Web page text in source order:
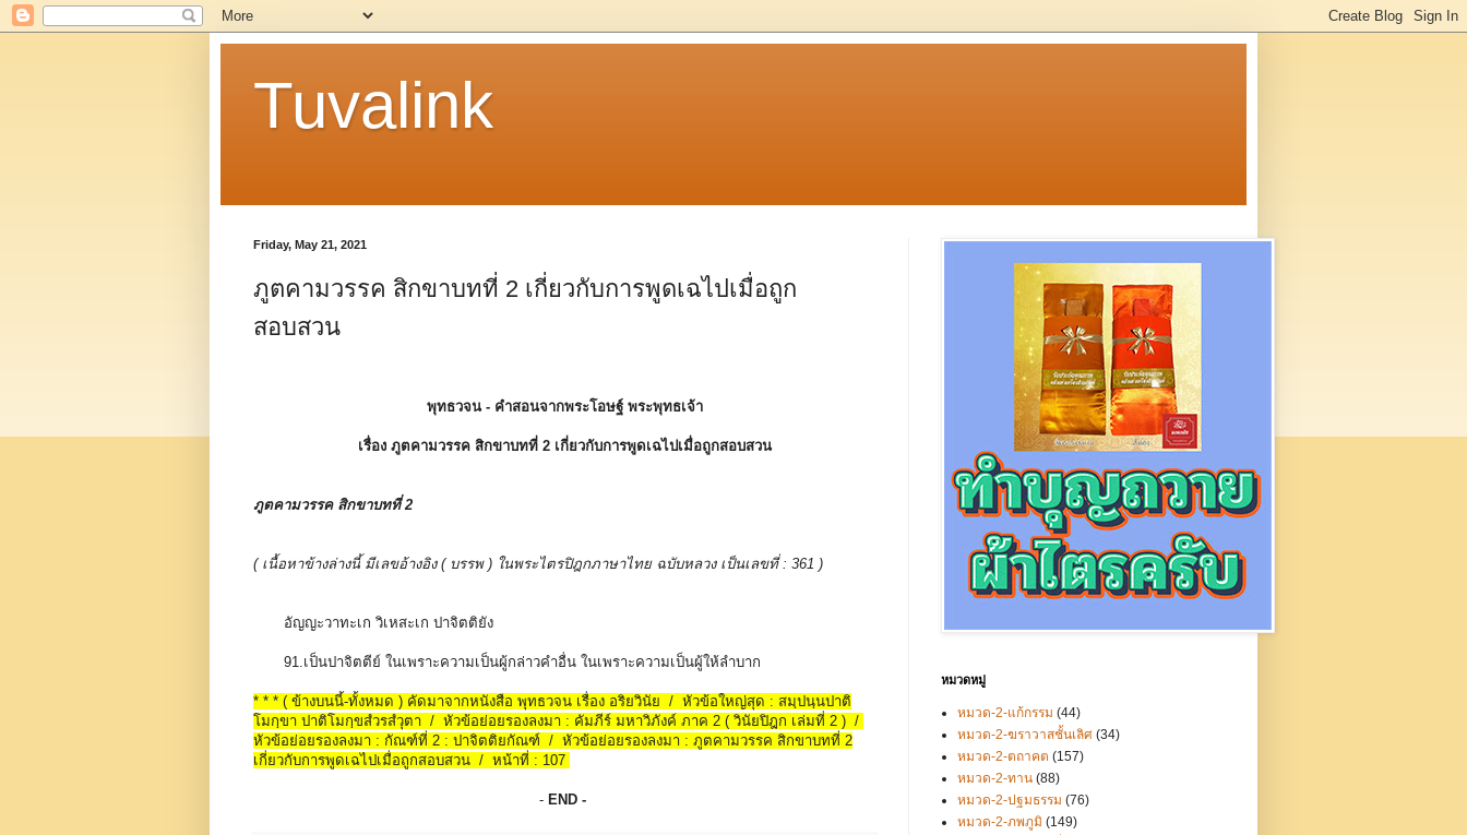
Tuvalink
Friday, May 21, 2021
ภูตคามวรรค สิกขาบทที่ 2 เกี่ยวกับการพูดเฉไปเมื่อถูก
สอบสวน
พุทธวจน - คําสอนจากพระโอษฐ์ พระพุทธเจ้า
เรื่อง ภูตคามวรรค สิกขาบทที่ 2 เกี่ยวกับการพูดเฉไปเมื่อถูกสอบสวน
ภูตคามวรรค สิกขาบทที่ 2
( เนื้อหาข้างล่างนี้ มีเลขอ้างอิง ( บรรพ ) ในพระไตรปิฎกภาษาไทย ฉบับหลวง เป็นเลขที่ : 361 )
อัญญะวาทะเก วิเหสะเก ปาจิตติยัง
91.เป็นปาจิตตีย์ ในเพราะความเป็นผู้กล่าวคำอื่น ในเพราะความเป็นผู้ให้ลำบาก
* * * ( ข้างบนนี้-ทั้งหมด ) คัดมาจากหนังสือ พุทธวจน เรื่อง อริยวินัย / หัวข้อใหญ่สุด : สมฺปนฺนปาติ
โมกฺขา ปาติโมกฺขสํวรสํวุตา / หัวข้อย่อยรองลงมา : คัมภีร์ มหาวิภังค์ ภาค 2 ( วินัยปิฎก เล่มที่ 2 ) /
หัวข้อย่อยรองลงมา : กัณฑ์ที่ 2 : ปาจิตติยกัณฑ์ / หัวข้อย่อยรองลงมา : ภูตคามวรรค สิกขาบทที่ 2
เกี่ยวกับการพูดเฉไปเมื่อถูกสอบสวน / หน้าที่ : 107
-END -
หมวดหมู่
หมวด-2-แก้กรรม (44)
หมวด-2-ฆราวาสชั้นเลิศ (34)
หมวด-2-ตถาคต (157)
หมวด-2-ทาน (88)
หมวด-2-ปฐมธรรม (76)
หมวด-2-ภพภูมิ (149)